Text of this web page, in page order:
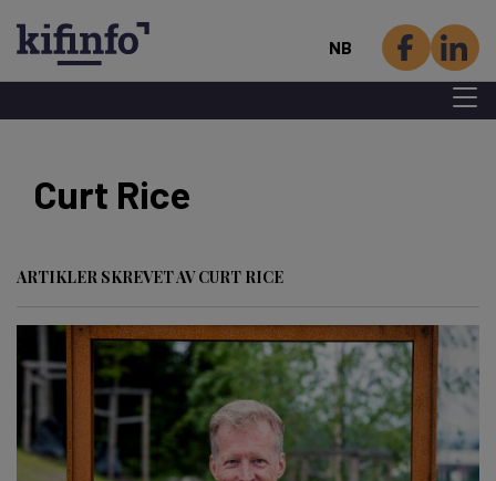
hovedinnhold
NB
Menu
Curt Rice
ARTIKLER SKREVET AV CURT RICE